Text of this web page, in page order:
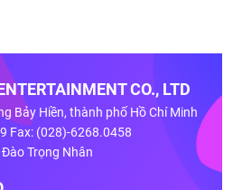
CO., LTD
Bảy Hiền, thành phố Hồ Chí Minh
Fax: (028)-6268.0458
Trọng Nhân